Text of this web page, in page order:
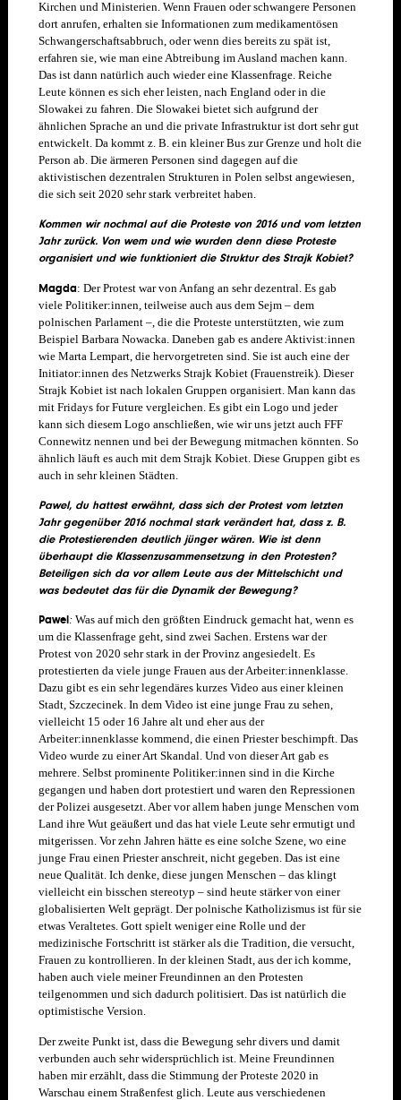
Kirchen und Ministerien. Wenn Frauen oder schwangere Personen
dort anrufen, erhalten sie Informationen zum medikamentösen
Schwangerschaftsabbruch, oder wenn dies bereits zu spät ist,
erfahren sie, wie man eine Abtreibung im Ausland machen kann.
Das ist dann natürlich auch wieder eine Klassenfrage. Reiche
Leute können es sich eher leisten, nach England oder in die
Slowakei zu fahren. Die Slowakei bietet sich aufgrund der
ähnlichen Sprache an und die private Infrastruktur ist dort sehr gut
entwickelt. Da kommt z. B. ein kleiner Bus zur Grenze und holt die
Person ab. Die ärmeren Personen sind dagegen auf die
aktivistischen dezentralen Strukturen in Polen selbst angewiesen,
die sich seit 2020 sehr stark verbreitet haben.
Kommen wir nochmal auf die Proteste von 2016 und vom letzten
Jahr zurück. Von wem und wie wurden denn diese Proteste
organisiert und wie funktioniert die Struktur des Strajk Kobiet?
Magda: Der Protest war von Anfang an sehr dezentral. Es gab
viele Politiker:innen, teilweise auch aus dem Sejm – dem
polnischen Parlament –, die die Proteste unterstützten, wie zum
Beispiel Barbara Nowacka. Daneben gab es andere Aktivist:innen
wie Marta Lempart, die hervorgetreten sind. Sie ist auch eine der
Initiator:innen des Netzwerks Strajk Kobiet (Frauenstreik). Dieser
Strajk Kobiet ist nach lokalen Gruppen organisiert. Man kann das
mit Fridays for Future vergleichen. Es gibt ein Logo und jeder
kann sich diesem Logo anschließen, wie wir uns jetzt auch FFF
Connewitz nennen und bei der Bewegung mitmachen könnten. So
ähnlich läuft es auch mit dem Strajk Kobiet. Diese Gruppen gibt es
auch in sehr kleinen Städten.
Pawel, du hattest erwähnt, dass sich der Protest vom letzten
Jahr gegenüber 2016 nochmal stark verändert hat, dass z. B.
die Protestierenden deutlich jünger wären. Wie ist denn
überhaupt die Klassenzusammensetzung in den Protesten?
Beteiligen sich da vor allem Leute aus der Mittelschicht und
was bedeutet das für die Dynamik der Bewegung?
Pawel :Was auf mich den größten Eindruck gemacht hat, wenn es
um die Klassenfrage geht, sind zwei Sachen. Erstens war der
Protest von 2020 sehr stark in der Provinz angesiedelt. Es
protestierten da viele junge Frauen aus der Arbeiter:innenklasse.
Dazu gibt es ein sehr legendäres kurzes Video aus einer kleinen
Stadt, Szczecinek. In dem Video ist eine junge Frau zu sehen,
vielleicht 15 oder 16 Jahre alt und eher aus der
Arbeiter:innenklasse kommend, die einen Priester beschimpft. Das
Video wurde zu einer Art Skandal. Und von dieser Art gab es
mehrere. Selbst prominente Politiker:innen sind in die Kirche
gegangen und haben dort protestiert und waren den Repressionen
der Polizei ausgesetzt. Aber vor allem haben junge Menschen vom
Land ihre Wut geäußert und das hat viele Leute sehr ermutigt und
mitgerissen. Vor zehn Jahren hätte es eine solche Szene, wo eine
junge Frau einen Priester anschreit, nicht gegeben. Das ist eine
neue Qualität. Ich denke, diese jungen Menschen – das klingt
vielleicht ein bisschen stereotyp – sind heute stärker von einer
globalisierten Welt geprägt. Der polnische Katholizismus ist für sie
etwas Veraltetes. Gott spielt weniger eine Rolle und der
medizinische Fortschritt ist stärker als die Tradition, die versucht,
Frauen zu kontrollieren. In der kleinen Stadt, aus der ich komme,
haben auch viele meiner Freundinnen an den Protesten
teilgenommen und sich dadurch politisiert. Das ist natürlich die
optimistische Version.
Der zweite Punkt ist, dass die Bewegung sehr divers und damit
verbunden auch sehr widersprüchlich ist. Meine Freundinnen
haben mir erzählt, dass die Stimmung der Proteste 2020 in
Warschau einem Straßenfest glich. Leute aus verschiedenen